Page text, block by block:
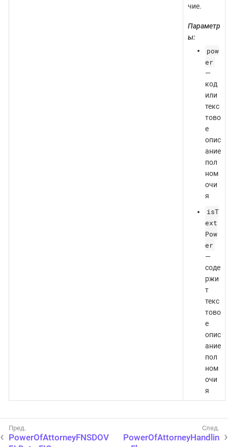
чие.
Параметр
ы:
pow
er
—
код
или
текс
тово
е
опис
ание
пол
ном
очи
я
isT
ext
Pow
er
—
соде
ржи
т
текс
тово
е
опис
ание
пол
ном
очи
я
PowerOfAttorneyFNSDOV
PowerOfAttorneyHandlin